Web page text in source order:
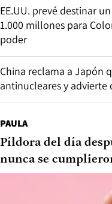
EE.UU. prevé destinar
1.000 millones para
poder
China reclama a Japón
antinucleares y advierte
PAULA
Píldora del día
nunca se